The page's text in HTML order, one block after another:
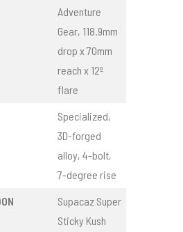
Adventure
Gear, 118.9mm
drop x 70mm
reach x 12º
flare
Specialized,
3D-forged
alloy, 4-bolt,
7-degree rise
Supacaz Super
Sticky Kush